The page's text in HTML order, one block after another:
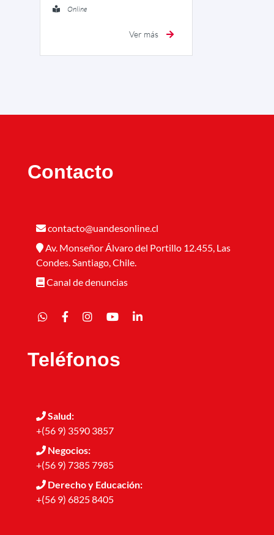
Online
Ver más
Contacto
contacto@uandesonline.cl
Av. Monseñor Álvaro del Portillo 12.455, Las
Condes. Santiago, Chile.
Canal de denuncias
Teléfonos
Salud:
+(56 9) 3590 3857
Negocios:
+(56 9) 7385 7985
Derecho y Educación:
+(56 9) 6825 8405